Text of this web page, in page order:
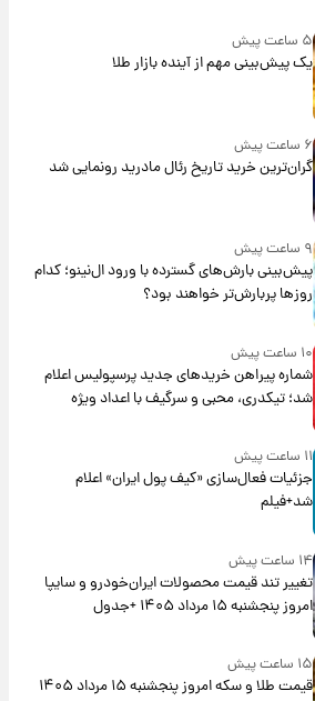
۵ ساعت پیش
یک پیش‌بینی مهم از آینده بازار طلا
۶ ساعت پیش
گران‌ترین خرید تاریخ رئال مادرید رونمایی شد
۹ ساعت پیش
پیش‌بینی بارش‌های گسترده با ورود ال‌نینو؛ کدام
روزها پربارش‌تر خواهند بود؟
۱۰ ساعت پیش
شماره پیراهن خریدهای جدید پرسپولیس اعلام
شد؛ تیکدری، محبی و سرگیف با اعداد ویژه
۱۱ ساعت پیش
جزئیات فعال‌سازی «کیف پول ایران» اعلام
شد+فیلم
۱۴ ساعت پیش
تغییر تند قیمت محصولات ایران‌خودرو و سایپا
امروز پنجشنبه ۱۵ مرداد ۱۴۰۵ +جدول
۱۵ ساعت پیش
قیمت طلا و سکه امروز پنجشنبه ۱۵ مرداد ۱۴۰۵